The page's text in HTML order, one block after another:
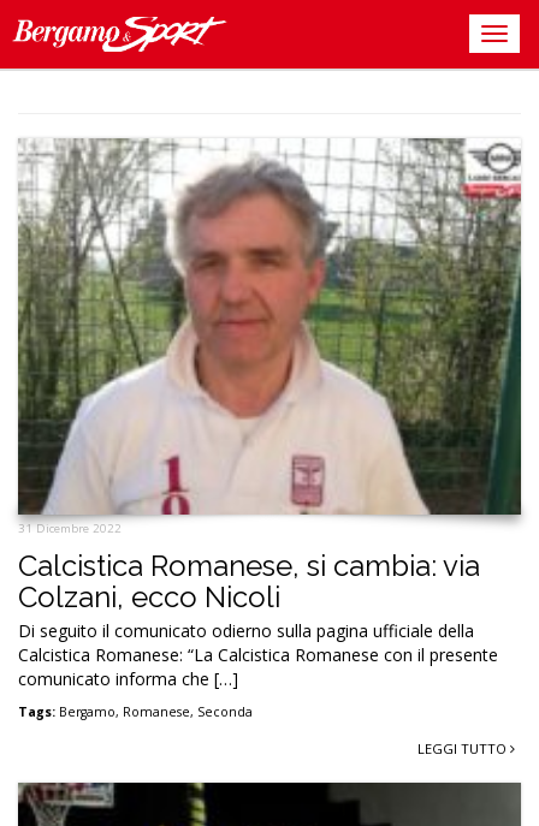
31 Dicembre 2022
Calcistica Romanese, si cambia: via
Colzani, ecco Nicoli
Di seguito il comunicato odierno sulla pagina ufficiale della
Calcistica Romanese: “La Calcistica Romanese con il presente
comunicato informa che […]
Tags: Bergamo, Romanese, Seconda
LEGGI TUTTO